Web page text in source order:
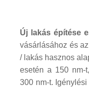
Új lakás építése
vásárlásához és
/ lakás hasznos
esetén a 150 nm-
300 nm-t.